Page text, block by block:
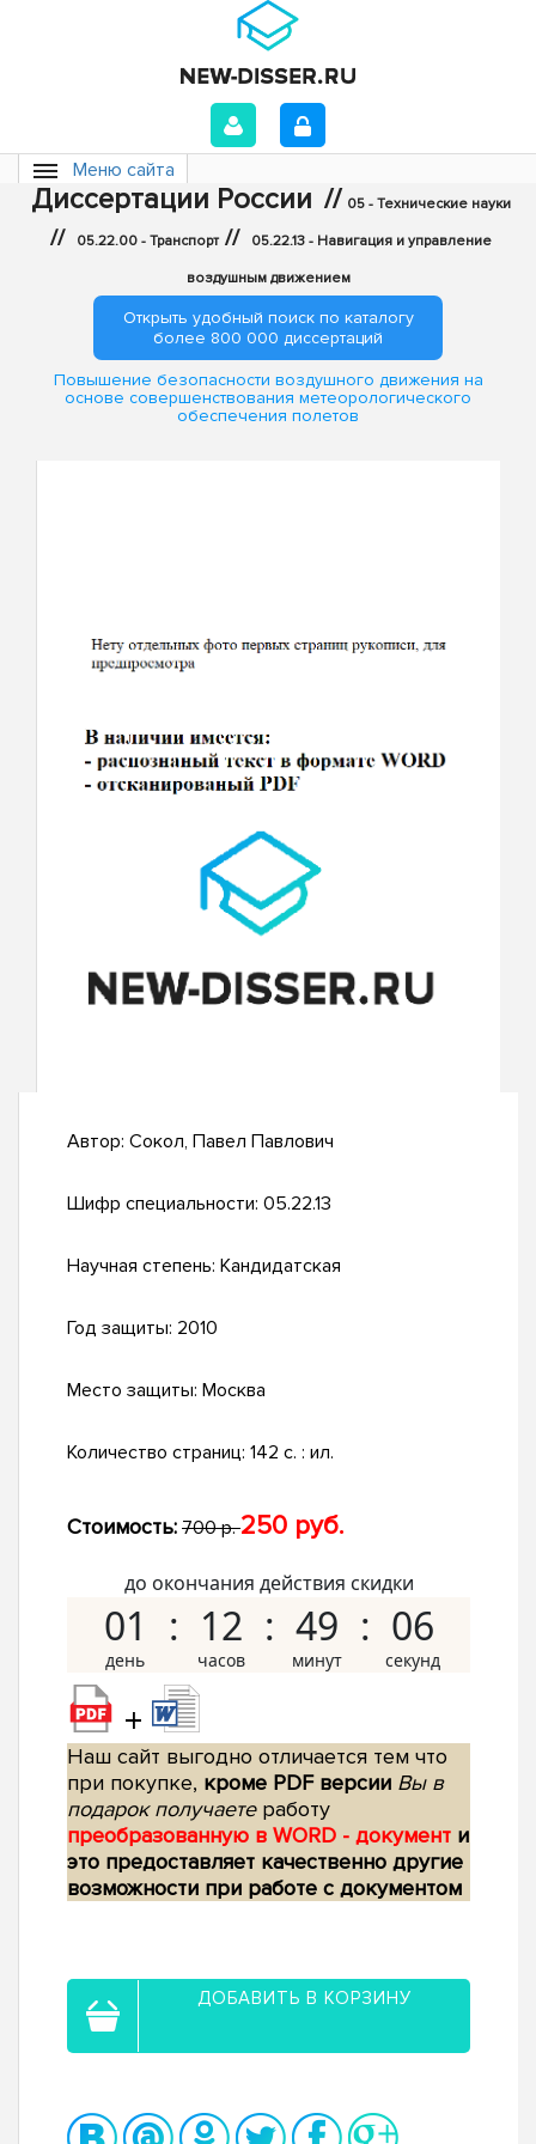
Меню сайта
Диссертации России // 05 - Технические науки
// 05.22.00 - Транспорт // 05.22.13 - Навигация и управление
воздушным движением
Открыть удобный поиск по каталогу
более 800 000 диссертаций
Повышение безопасности воздушного движения на
основе совершенствования метеорологического
обеспечения полетов
Автор: Сокол, Павел Павлович
Шифр специальности: 05.22.13
Научная степень: Кандидатская
Год защиты: 2010
Место защиты: Москва
Количество страниц: 142 с. : ил.
Стоимость: 700 р.250 руб.
до окончания действия скидки
01 12 49 05
+
Наш сайт выгодно отличается тем что
при покупке, кроме PDF версии Вы в
подарок получаетеработу
преобразованную в WORD - документ и
это предоставляет качественно другие
возможности при работе с документом
ДОБАВИТЬ В КОРЗИНУ